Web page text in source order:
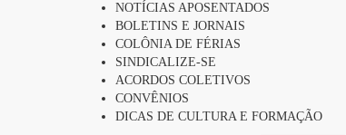
NOTÍCIAS APOSENTADOS
BOLETINS E JORNAIS
COLÔNIA DE FÉRIAS
SINDICALIZE-SE
ACORDOS COLETIVOS
CONVÊNIOS
DICAS DE CULTURA E FORMAÇÃO